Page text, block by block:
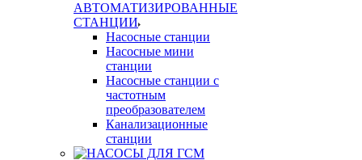
АВТОМАТИЗИРОВАННЫЕ
СТАНЦИИ
Насосные станции
Насосные мини
станции
Насосные станции с
частотным
преобразователем
Канализационные
станции